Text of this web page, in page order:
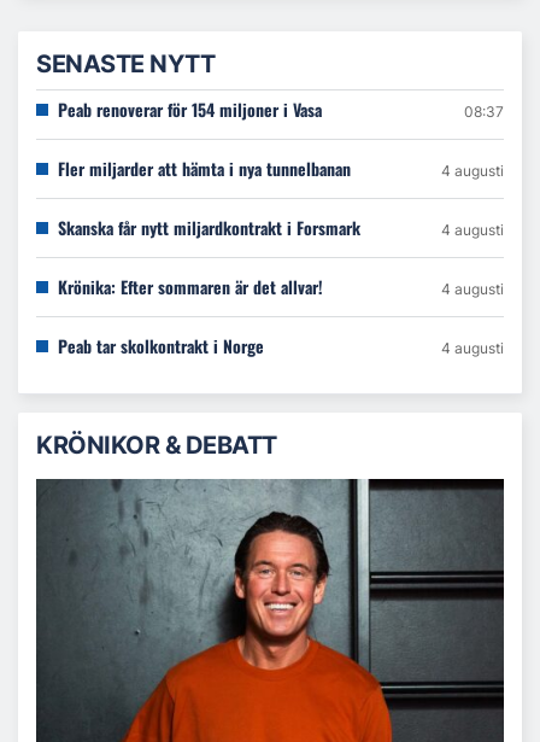
SENASTE NYTT
Peab renoverar för 154 miljoner i Vasa 08:37
Fler miljarder att hämta i nya tunnelbanan 4 augusti
Skanska får nytt miljardkontrakt i Forsmark 4 augusti
Krönika: Efter sommaren är det allvar! 4 augusti
Peab tar skolkontrakt i Norge 4 augusti
KRÖNIKOR & DEBATT